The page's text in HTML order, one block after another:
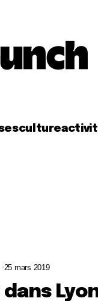
culture
25 mars 2019